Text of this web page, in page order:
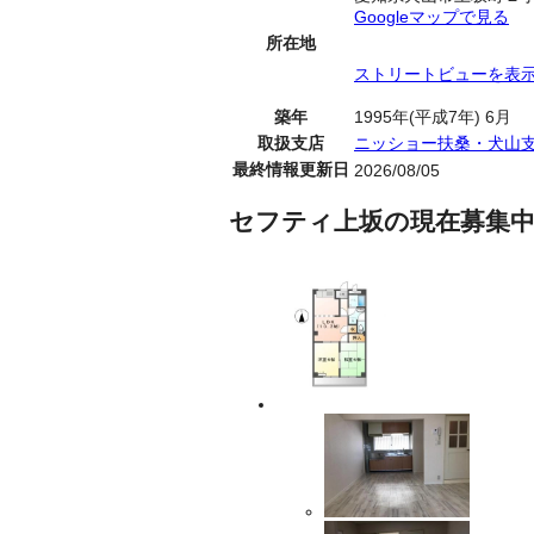
所在地
Googleマップで見る
ストリートビューを表
築年
1995年(平成7年) 6月
取扱支店
ニッショー扶桑・犬山
最終情報更新日 2026/08/05
セフティ上坂の現在募集